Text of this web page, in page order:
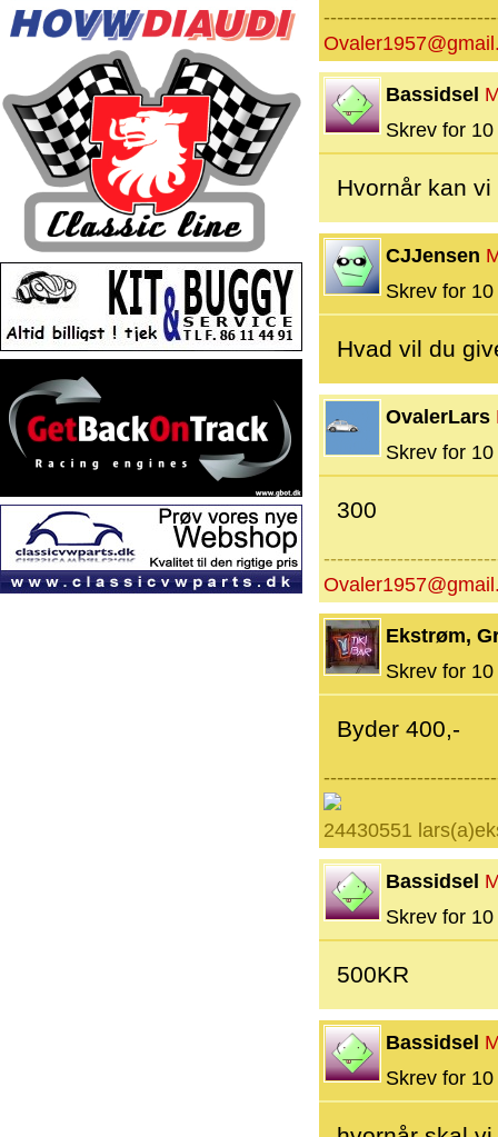
Bassidsel
Skrev for
Hvornår kan
CJJensen
Skrev for
Hvad vil du
OvalerLars
Skrev for
300
Ekstrøm,
Skrev for
Byder 400,-
24430551
Bassidsel
Skrev for
500KR
Bassidsel
Skrev for